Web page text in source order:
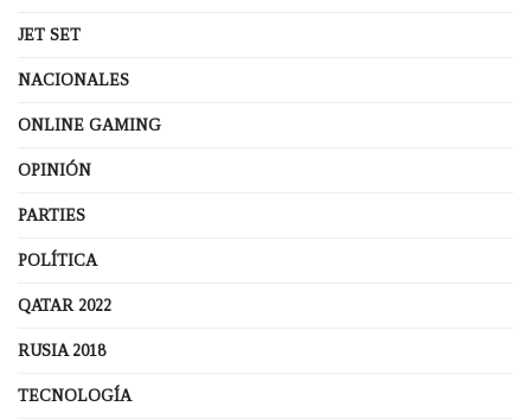
JET SET
NACIONALES
ONLINE GAMING
OPINIÓN
PARTIES
POLÍTICA
QATAR 2022
RUSIA 2018
TECNOLOGÍA